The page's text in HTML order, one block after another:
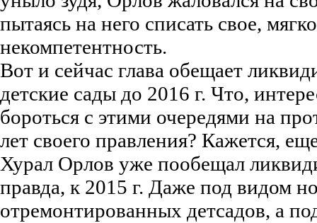
пытаясь на него списать свое,
некомпетентность.
Вот и сейчас глава обещает
детские сады до 2016 г. Что,
бороться с этими очередями на
лет своего правления? Кажется,
Хурал Орлов уже пообещал
правда, к 2015 г. Даже под видом
отремонтированных детсадов, а